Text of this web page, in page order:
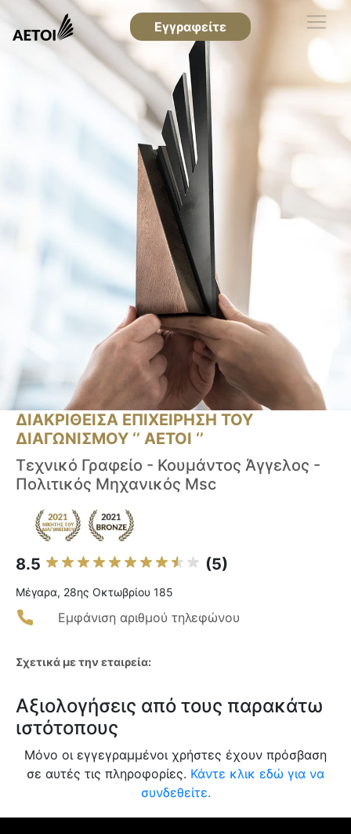
Εγγραφείτε
ΔΙΑΚΡΙΘΕΙΣΑ ΕΠΙΧΕΙΡΗΣΗ ΤΟΥ
ΔΙΑΓΩΝΙΣΜΟΥ ‘’ ΑΕΤΟΙ ‘’
Τεχνικό Γραφείο - Κουμάντος Άγγελος -
Πολιτικός Μηχανικός Msc
8.5 (5)
Μέγαρα, 28ης Οκτωβρίου 185
Εμφάνιση αριθμού τηλεφώνου
Σχετικά με την εταιρεία:
Αξιολογήσεις από τους παρακάτω
ιστότοπους
Μόνο οι εγγεγραμμένοι χρήστες έχουν πρόσβαση
σε αυτές τις πληροφορίες. Κάντε κλικ εδώ για να
συνδεθείτε.